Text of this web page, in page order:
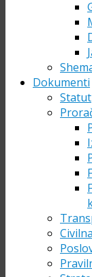
Dokumenti
Statut